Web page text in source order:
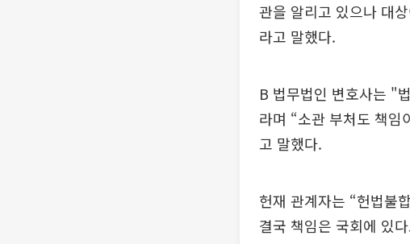
관을 알리고 있으나 대
라고 말했다.
B 법무법인 변호사는 "
라며 “소관 부처도 책임
고 말했다.
헌재 관계자는 “헌법불
결국 책임은 국회에 있